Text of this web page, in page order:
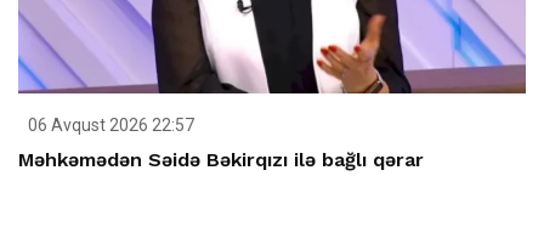
06 Avqust 2026 22:57
Məhkəmədən Səidə Bəkirqızı ilə bağlı qərar